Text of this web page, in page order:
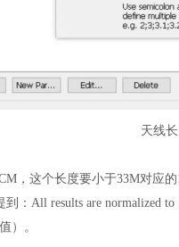
天线
，这个长度要小于33M对应
：All results are normalized
）。